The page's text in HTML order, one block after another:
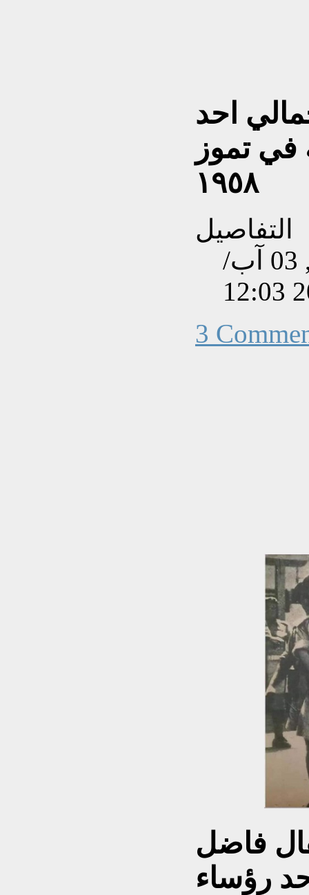
احد
في تموز
١٩٥٨
التفاصيل
تم إنشاءه بتاريخ الثلاثاء, 03 آب/
3
فاضل
رؤساء